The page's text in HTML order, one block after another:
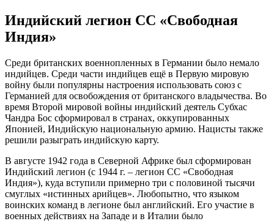
Индийский легион СС «Свободная
Индия»
Среди британских военнопленных в Германии было немало
индийцев. Среди части индийцев ещё в Первую мировую
войну были популярны настроения использовать союз с
Германией для освобождения от британского владычества. Во
время Второй мировой войны индийский деятель Субхас
Чандра Бос сформировал в странах, оккупированных
Японией, Индийскую национальную армию. Нацисты также
решили разыграть индийскую карту.
В августе 1942 года в Северной Африке был сформирован
Индийский легион (с 1944 г. – легион СС «Свободная
Индия»), куда вступили примерно три с половиной тысячи
смуглых «истинных арийцев». Любопытно, что языком
воинских команд в легионе был английский. Его участие в
военных действиях на Западе и в Италии было